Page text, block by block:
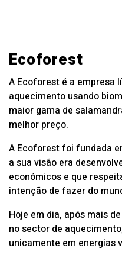
Loja Braga (Sede)
Loja Gaia
Assistência
Pós-venda
Ecoforest
A Ecoforest é a empresa
aquecimento usando
maior gama de
melhor preço.
A Ecoforest foi fundada
a sua visão era
económicos e que
intenção de fazer do
Hoje em dia, após mais
no sector de
unicamente em energias